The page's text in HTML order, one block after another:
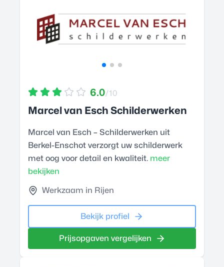
6.0/10
Marcel van Esch Schilderwerken
Marcel van Esch – Schilderwerken uit
Berkel-Enschot verzorgt uw schilderwerk
met oog voor detail en kwaliteit. meer
bekijken
Werkzaam in Rijen
Bekijk profiel
Prijsopgaven vergelijken